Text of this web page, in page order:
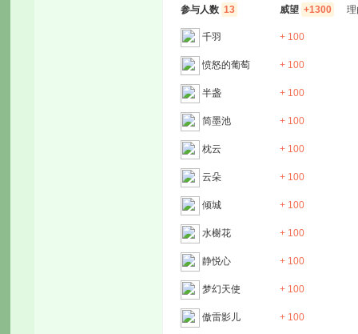
参与人数 13 威望 +1300
千羽 + 100
愤怒的葡萄 + 100
半盏 + 100
简墨池 + 100
枕云 + 100
云朵 + 100
倾城 + 100
水榭花 + 100
静悦心 + 100
梦幻天使 + 100
傲雷影儿 + 100